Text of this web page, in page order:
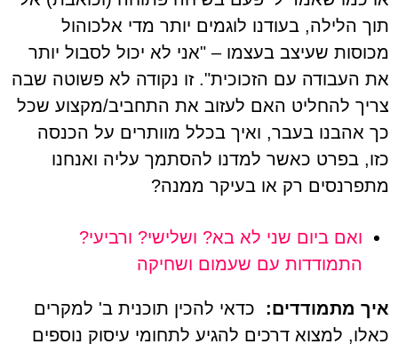
תוך הלילה, בעודנו לוגמים יותר מדי אלכוהול
מכוסות שעיצב בעצמו – "אני לא יכול לסבול יותר
את העבודה עם הזכוכית". זו נקודה לא פשוטה שבה
צריך להחליט האם לעזוב את התחביב/מקצוע שכל
כך אהבנו בעבר, ואיך בכלל מוותרים על הכנסה
כזו, בפרט כאשר למדנו להסתמך עליה ואנחנו
מתפרנסים רק או בעיקר ממנה?
ואם ביום שני לא בא? ושלישי? ורביעי?
התמודדות עם שעמום ושחיקה
איך מתמודדים:
כדאי להכין תוכנית ב' למקרים
כאלו, למצוא דרכים להגיע לתחומי עיסוק נוספים